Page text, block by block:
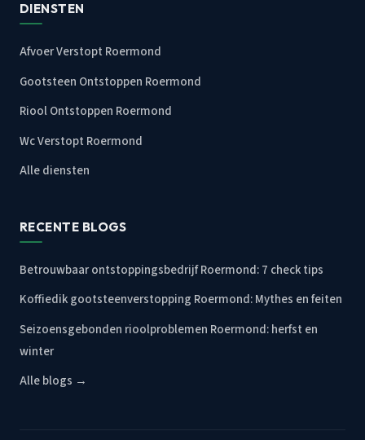
DIENSTEN
Afvoer Verstopt Roermond
Gootsteen Ontstoppen Roermond
Riool Ontstoppen Roermond
Wc Verstopt Roermond
Alle diensten
RECENTE BLOGS
Betrouwbaar ontstoppingsbedrijf Roermond: 7 check tips
Koffiedik gootsteenverstopping Roermond: Mythes en feiten
Seizoensgebonden rioolproblemen Roermond: herfst en
winter
Alle blogs →